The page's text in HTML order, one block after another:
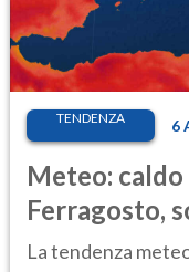
TENDENZA 6
Meteo:
Ferragosto,
Ecco dove
La tendenza